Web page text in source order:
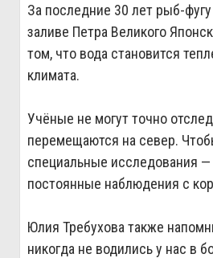
За последние 30 лет
заливе Петра Великого
том, что вода становится
климата.
Учёные не могут точно
перемещаются на север.
специальные исследования
постоянные наблюдения с
Юлия Требухова также
никогда не водились у нас в